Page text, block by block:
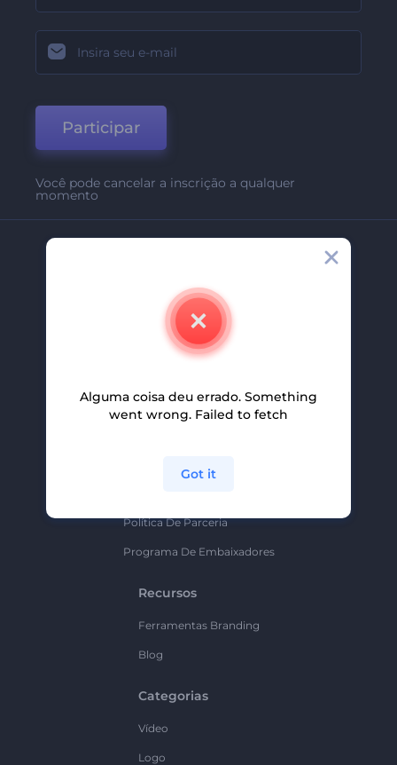
Participar
Você pode cancelar a inscrição a qualquer
momento
Contate-Nos
Carreiras
Programa De Afiliados
Política De Parceria
Programa De Embaixadores
Recursos
Ferramentas Branding
Blog
Categorias
Vídeo
Logo
Alguma coisa deu errado. Something
went wrong. Failed to fetch
Got it